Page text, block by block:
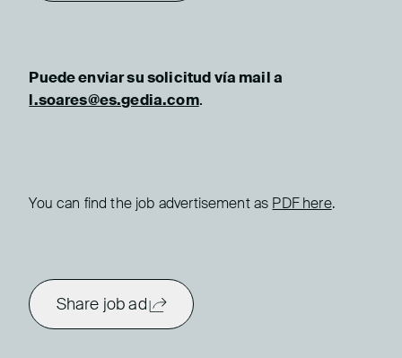
Puede enviar su solicitud vía mail a
l.soares@es.gedia.com.
You can find the job advertisement as PDF here.
Share job ad